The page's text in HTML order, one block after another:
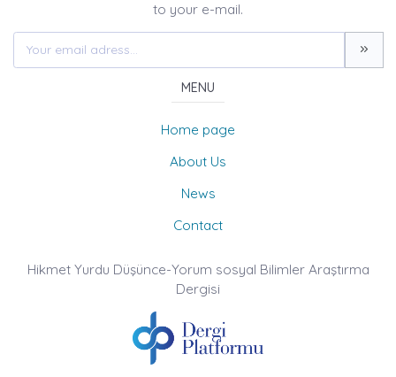
to your e-mail.
MENU
Home page
About Us
News
Contact
Hikmet Yurdu Düşünce-Yorum sosyal Bilimler Araştırma
Dergisi